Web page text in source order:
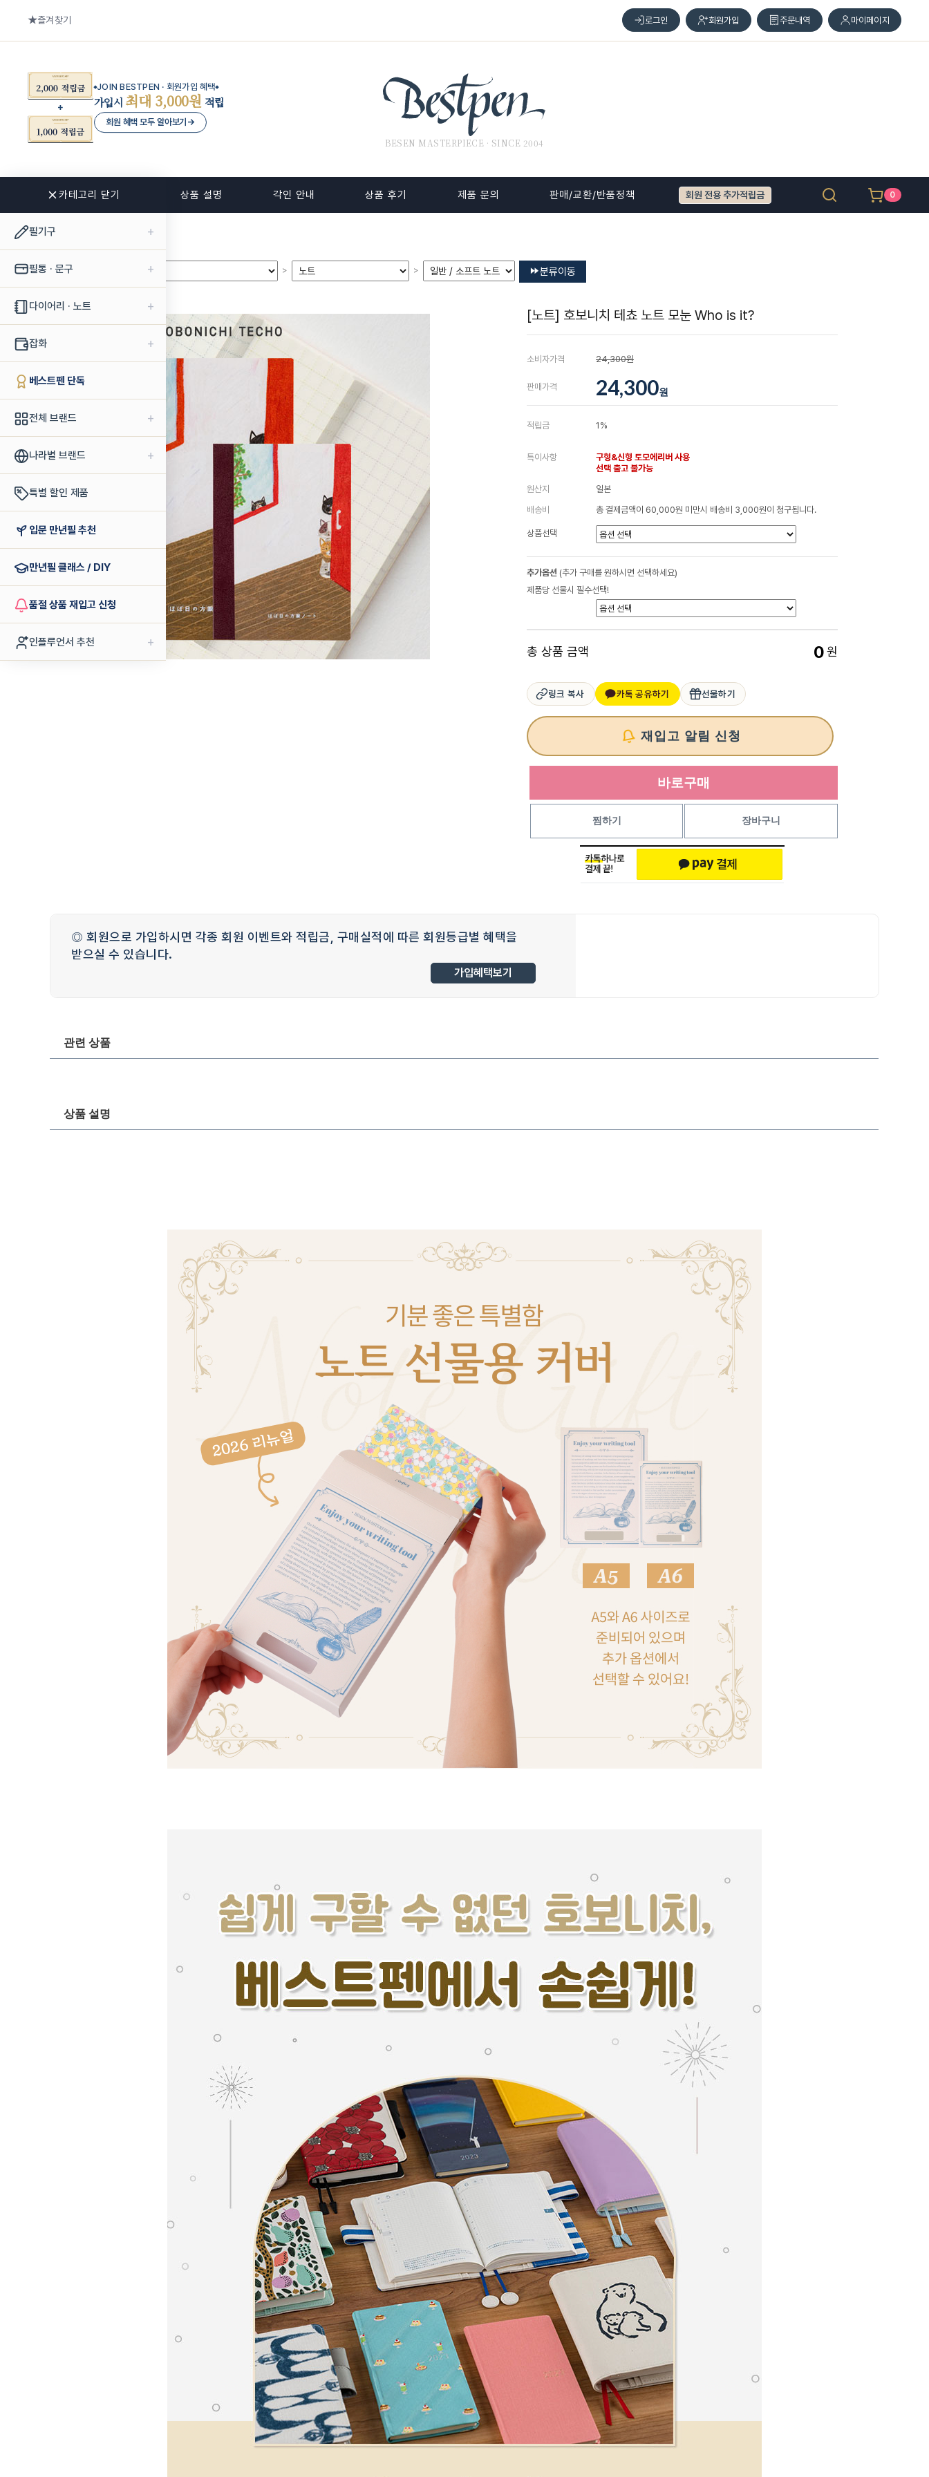
즐겨찾기
JOIN BESTPEN · 회원가입 혜택
가입시 최대 3,000원 적립
회원 혜택 모두 알아보기 →
로그인 회원가입 주문내역 마이페이지
BESEN MASTERPIECE · SINCE 2004
카테고리 닫기
필기구 +
필통 · 문구 +
다이어리 · 노트 +
잡화 +
베스트펜 단독
전체 브랜드 +
나라별 브랜드 +
특별 할인 제품
입문 만년필 추천
만년필 클래스 / DIY
품절 상품 재입고 신청
인플루언서 추천 +
관련 상품 상품 설명 각인 안내 상품 후기 제품 문의 판매/교환/반품정책 회원 전용 추가적립금 0
> > 분류이동
[노트] 호보니치 테쵸 노트 모눈 Who is it?
소비자가격 24,300원
판매가격 24,300원
적립금 1%
특이사항
구형&신형 토모에리버 사용
선택 출고 불가능
원산지
일본
배송비
총 결제금액이 60,000원 미만시 배송비 3,000원이 청구됩니다.
상품선택
추가옵션 (추가 구매를 원하시면 선택하세요)
제품당 선물시 필수선택!
총 상품 금액 0원
링크 복사 카톡 공유하기 선물하기
재입고 알림 신청
바로구매
장바구니
찜하기
◎ 회원으로 가입하시면 각종 회원 이벤트와 적립금, 구매실적에 따른 회원등급별 혜택을
받으실 수 있습니다.
가입혜택보기
관련 상품
상품 설명